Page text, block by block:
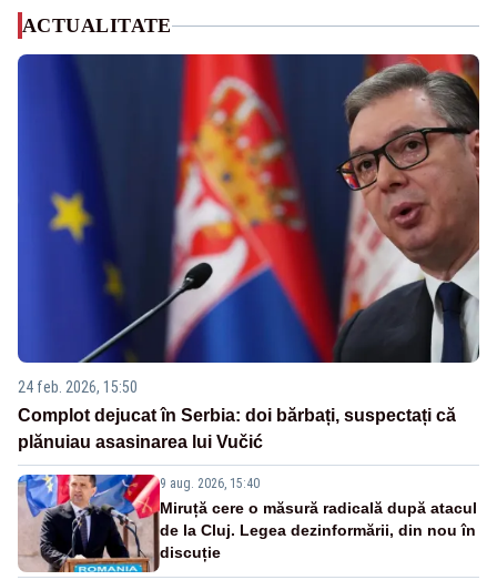
ACTUALITATE
24 feb. 2026, 15:50
Complot dejucat în Serbia: doi bărbați, suspectați că
plănuiau asasinarea lui Vučić
9 aug. 2026, 15:40
Miruță cere o măsură radicală după atacul
de la Cluj. Legea dezinformării, din nou în
discuție